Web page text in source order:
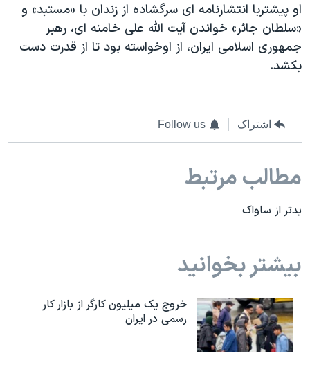
او پیشتربا انتشارنامه ای سرگشاده از زندان با «مستبد» و
«سلطان جائر» خواندن آیت الله علی خامنه ای، رهبر
جمهوری اسلامی ایران، از اوخواسته بود تا از قدرت دست
بکشد.
اشتراک Follow us
مطالب مرتبط
بدتر از ساواک
بیشتر بخوانید
خروج یک میلیون کارگر از بازار کار
رسمی در ایران